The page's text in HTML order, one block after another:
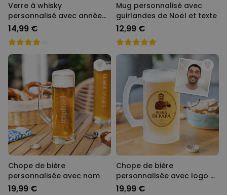
Verre à whisky
personnalisé avec année
de naissance
14,99 €
Mug personnalisé avec
guirlandes de Noël et texte
12,99 €
Chope de bière
personnalisée avec nom
19,99 €
Chope de bière
personnalisée avec logo et
visage
19,99 €